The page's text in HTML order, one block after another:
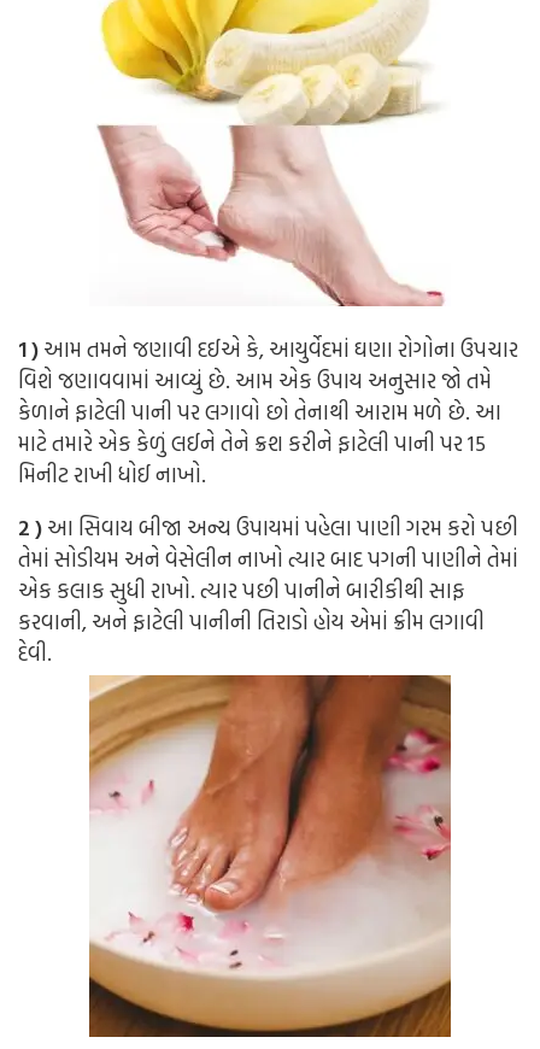
1 )આમ તમને જણાવી દઈએ કે, આયુર્વેદમાં ઘણા રોગોના ઉપચાર
વિશે જણાવવામાં આવ્યું છે. આમ એક ઉપાય અનુસાર જો તમે
કેળાને ફાટેલી પાની પર લગાવો છો તેનાથી આરામ મળે છે. આ
માટે તમારે એક કેળું લઈને તેને ક્રશ કરીને ફાટેલી પાની પર 15
મિનીટ રાખી ધોઈ નાખો.
2 )આ સિવાય બીજા અન્ય ઉપાયમાં પહેલા પાણી ગરમ કરો પછી
તેમાં સોડીયમ અને વેસેલીન નાખો ત્યાર બાદ પગની પાણીને તેમાં
એક કલાક સુધી રાખો. ત્યાર પછી પાનીને બારીકીથી સાફ
કરવાની, અને ફાટેલી પાનીની તિરાડો હોય એમાં ક્રીમ લગાવી
દેવી.